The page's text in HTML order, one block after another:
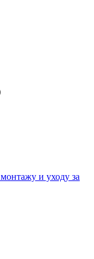
и уходу за